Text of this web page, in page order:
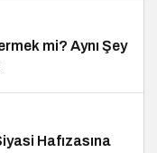
mi? Aynı Şey
Hafızasına